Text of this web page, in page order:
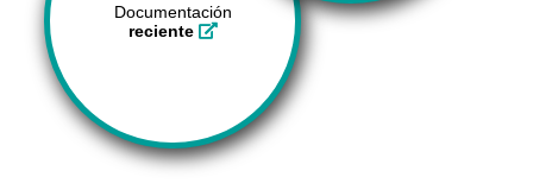
Documentación
reciente